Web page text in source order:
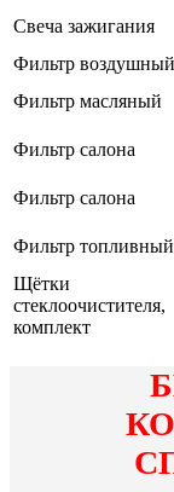
Свеча зажигания
Фильтр воздушный
Фильтр масляный
Фильтр салона
Фильтр салона
Фильтр топливный
Щётки
стеклоочистителя,
комплект